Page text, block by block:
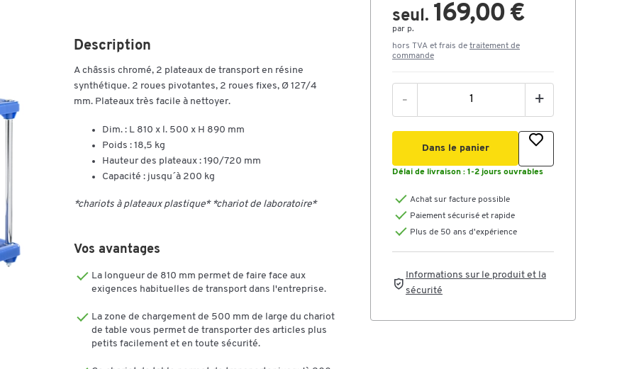
Description
A châssis chromé, 2 plateaux de transport en résine
synthétique. 2 roues pivotantes, 2 roues fixes, Ø 127/4
mm. Plateaux très facile à nettoyer.
Dim. : L 810 x l. 500 x H 890 mm
Poids : 18,5 kg
Hauteur des plateaux : 190/720 mm
Capacité : jusqu´à 200 kg
*chariots à plateaux plastique* *chariot de laboratoire*
Vos avantages
La longueur de 810 mm permet de faire face aux
exigences habituelles de transport dans l'entreprise.
La zone de chargement de 500 mm de large du chariot
de table vous permet de transporter des articles plus
petits facilement et en toute sécurité.
seul. 169,00 €
par p.
hors TVA et frais de traitement de
commande
- +
Dans le panier
Délai de livraison : 1-2 jours ouvrables
Achat sur facture possible
Paiement sécurisé et rapide
Plus de 50 ans d'expérience
Informations sur le produit et la
sécurité